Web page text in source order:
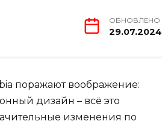
ОБНОВЛЕНО
29.07.2024
поражают воображение:
дизайн – всё это
изменения по